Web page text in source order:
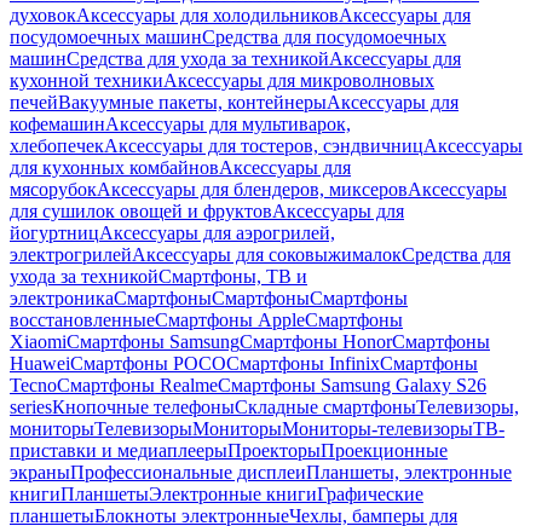
духовокАксессуары для холодильниковАксессуары для
посудомоечных машинСредства для посудомоечных
машинСредства для ухода за техникойАксессуары для
кухонной техникиАксессуары для микроволновых
печейВакуумные пакеты, контейнерыАксессуары для
кофемашинАксессуары для мультиварок,
хлебопечекАксессуары для тостеров, сэндвичницАксессуары
для кухонных комбайновАксессуары для
мясорубокАксессуары для блендеров, миксеровАксессуары
для сушилок овощей и фруктовАксессуары для
йогуртницАксессуары для аэрогрилей,
электрогрилейАксессуары для соковыжималокСредства для
ухода за техникойСмартфоны, ТВ и
электроникаСмартфоныСмартфоныСмартфоны
восстановленныеСмартфоны AppleСмартфоны
XiaomiСмартфоны SamsungСмартфоны HonorСмартфоны
HuaweiСмартфоны POCOСмартфоны InfinixСмартфоны
TecnoСмартфоны RealmeСмартфоны Samsung Galaxy S26
seriesКнопочные телефоныСкладные смартфоныТелевизоры,
мониторыТелевизорыМониторыМониторы-телевизорыТВ-
приставки и медиаплеерыПроекторыПроекционные
экраныПрофессиональные дисплеиПланшеты, электронные
книгиПланшетыЭлектронные книгиГрафические
планшетыБлокноты электронныеЧехлы, бамперы для